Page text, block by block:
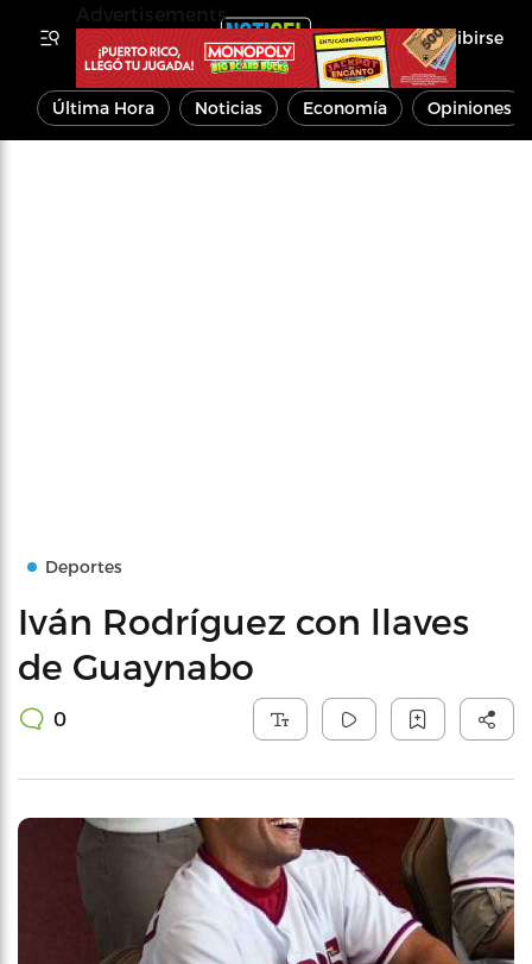
Inscribirse
Última Hora Noticias Economía Opiniones
Deportes
Iván Rodríguez con llaves
de Guaynabo
0
Advertisements